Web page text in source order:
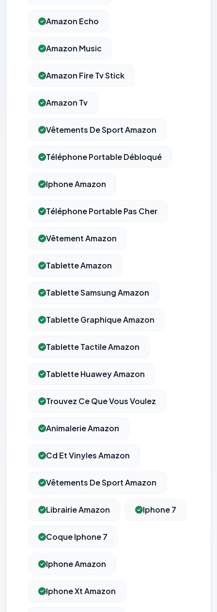
Amazon Echo
Amazon Music
Amazon Fire Tv Stick
Amazon Tv
Vêtements De Sport Amazon
Téléphone Portable Débloqué
Iphone Amazon
Téléphone Portable Pas Cher
Vêtement Amazon
Tablette Amazon
Tablette Samsung Amazon
Tablette Graphique Amazon
Tablette Tactile Amazon
Tablette Huawey Amazon
Trouvez Ce Que Vous Voulez
Animalerie Amazon
Cd Et Vinyles Amazon
Vêtements De Sport Amazon
Librairie Amazon Iphone 7
Coque Iphone 7
Iphone Amazon
Iphone Xt Amazon
Cookies essentiels TOUJOURS ACTIF
Nous aident à comprendre comment vous utilisez le site